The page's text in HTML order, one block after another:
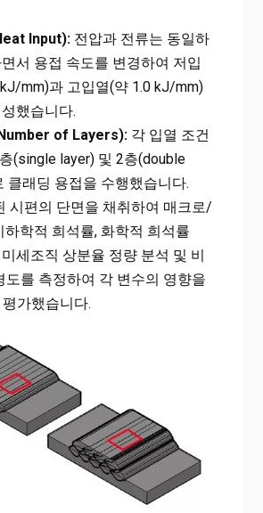
Input):전압과 전류는 동일하
서 용접 속도를 변경하여 저입
mm)과 고입열(약 1.0 kJ/mm)
했습니다.
of Layers):각 입열 조건
(single layer) 및 2층(double
클래딩 용접을 수행했습니다.
시편의 단면을 채취하여 매크로/
하학적 희석률, 화학적 희석률
미세조직 상분율 정량 분석 및 비
도를 측정하여 각 변수의 영향을
가했습니다.